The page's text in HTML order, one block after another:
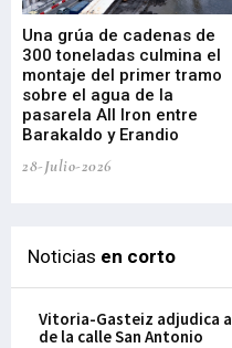
Una grúa de cadenas de
300 toneladas culmina el
montaje del primer tramo
sobre el agua de la
pasarela All Iron entre
Barakaldo y Erandio
28-Julio-2026
Noticias en corto
Vitoria-Gasteiz adjudica
de la calle San Antonio